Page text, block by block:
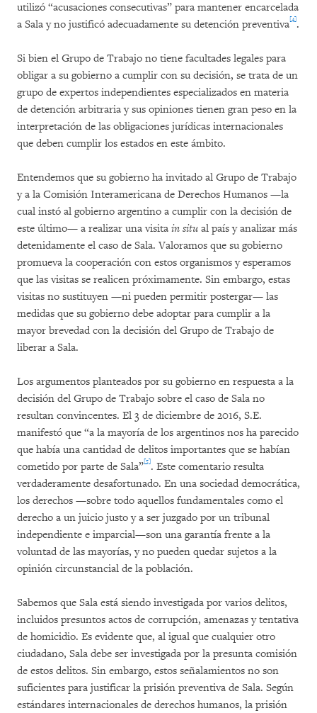
utilizó “acusaciones consecutivas” para mantener encarcelada
a Sala y no justificó adecuadamente su detención preventiva[4].
Si bien el Grupo de Trabajo no tiene facultades legales para
obligar a su gobierno a cumplir con su decisión, se trata de un
grupo de expertos independientes especializados en materia
de detención arbitraria y sus opiniones tienen gran peso en la
interpretación de las obligaciones jurídicas internacionales
que deben cumplir los estados en este ámbito.
Entendemos que su gobierno ha invitado al Grupo de Trabajo
y a la Comisión Interamericana de Derechos Humanos —la
cual instó al gobierno argentino a cumplir con la decisión de
este último— a realizar una visita in situ al país y analizar más
detenidamente el caso de Sala. Valoramos que su gobierno
promueva la cooperación con estos organismos y esperamos
que las visitas se realicen próximamente. Sin embargo, estas
visitas no sustituyen —ni pueden permitir postergar— las
medidas que su gobierno debe adoptar para cumplir a la
mayor brevedad con la decisión del Grupo de Trabajo de
liberar a Sala.
Los argumentos planteados por su gobierno en respuesta a la
decisión del Grupo de Trabajo sobre el caso de Sala no
resultan convincentes. El 3 de diciembre de 2016, S.E.
manifestó que “a la mayoría de los argentinos nos ha parecido
que había una cantidad de delitos importantes que se habían
cometido por parte de Sala”[5]. Este comentario resulta
verdaderamente desafortunado. En una sociedad democrática,
los derechos —sobre todo aquellos fundamentales como el
derecho a un juicio justo y a ser juzgado por un tribunal
independiente e imparcial—son una garantía frente a la
voluntad de las mayorías, y no pueden quedar sujetos a la
opinión circunstancial de la población.
Sabemos que Sala está siendo investigada por varios delitos,
incluidos presuntos actos de corrupción, amenazas y tentativa
de homicidio. Es evidente que, al igual que cualquier otro
ciudadano, Sala debe ser investigada por la presunta comisión
de estos delitos. Sin embargo, estos señalamientos no son
suficientes para justificar la prisión preventiva de Sala. Según
estándares internacionales de derechos humanos, la prisión